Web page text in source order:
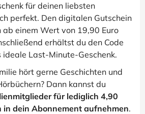
für deinen liebsten
perfekt. Den digitalen Gutschein
ab einem Wert von 19,90 Euro
erhältst du den Code
ideale Last-Minute-Geschenk.
hört gerne Geschichten und
Dann kannst du
für lediglich 4,90
in dein Abonnement aufnehmen.